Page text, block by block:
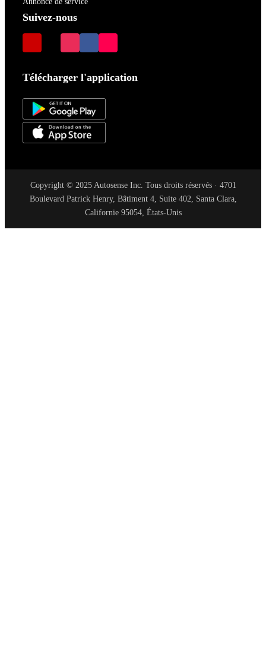
Suivez-nous
Télécharger l'application
Copyright © 2025 Autosense Inc. Tous droits réservés · 4701
Boulevard Patrick Henry, Bâtiment 4, Suite 402, Santa Clara,
Californie 95054, États-Unis